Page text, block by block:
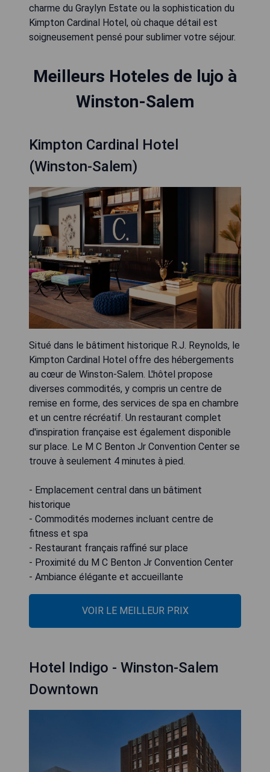
charme du Graylyn Estate ou la sophistication du
Kimpton Cardinal Hotel, où chaque détail est
soigneusement pensé pour sublimer votre séjour.
Meilleurs Hoteles de lujo à
Winston-Salem
Kimpton Cardinal Hotel
(Winston-Salem)
Situé dans le bâtiment historique R.J. Reynolds, le
Kimpton Cardinal Hotel offre des hébergements
au cœur de Winston-Salem. L'hôtel propose
diverses commodités, y compris un centre de
remise en forme, des services de spa en chambre
et un centre récréatif. Un restaurant complet
d'inspiration française est également disponible
sur place. Le M C Benton Jr Convention Center se
trouve à seulement 4 minutes à pied.
- Emplacement central dans un bâtiment
historique
- Commodités modernes incluant centre de
fitness et spa
- Restaurant français raffiné sur place
- Proximité du M C Benton Jr Convention Center
- Ambiance élégante et accueillante
VOIR LE MEILLEUR PRIX
Hotel Indigo - Winston-Salem
Downtown